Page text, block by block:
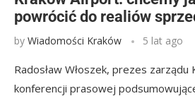
powrócić do realiów
by Wiadomości Kraków 5 lat ago
Radosław Włoszek, prezes
konferencji prasowej